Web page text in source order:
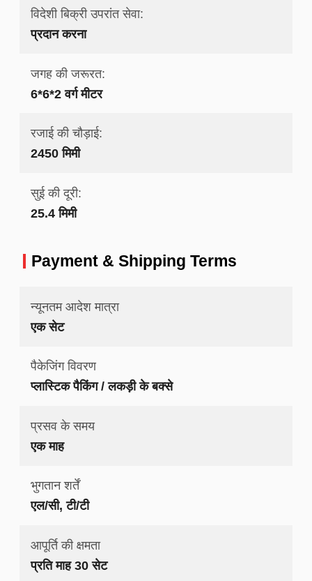
विदेशी बिक्री उपरांत सेवा:
प्रदान करना
जगह की जरूरत:
6*6*2 वर्ग मीटर
रजाई की चौड़ाई:
2450 मिमी
सुई की दूरी:
25.4 मिमी
Payment & Shipping Terms
न्यूनतम आदेश मात्रा
एक सेट
पैकेजिंग विवरण
प्लास्टिक पैकिंग / लकड़ी के बक्से
प्रसव के समय
एक माह
भुगतान शर्तें
एल/सी, टी/टी
आपूर्ति की क्षमता
प्रति माह 30 सेट